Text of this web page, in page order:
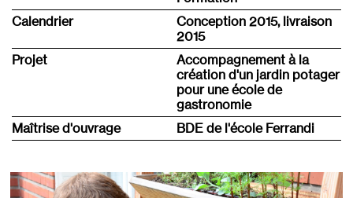
Calendrier
Conception 2015, livraison
2015
Projet
Accompagnement à la
création d'un jardin potager
pour une école de
gastronomie
Maîtrise d'ouvrage
BDE de l'école Ferrandi